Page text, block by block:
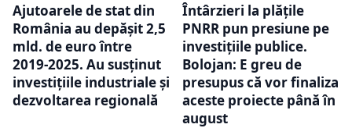
Ajutoarele de stat din
România au depășit 2,5
mld. de euro între
2019-2025. Au susținut
investițiile industriale și
dezvoltarea regională
Întârzieri la plățile
PNRR pun presiune pe
investițiile publice.
Bolojan: E greu de
presupus că vor finaliza
aceste proiecte până în
august